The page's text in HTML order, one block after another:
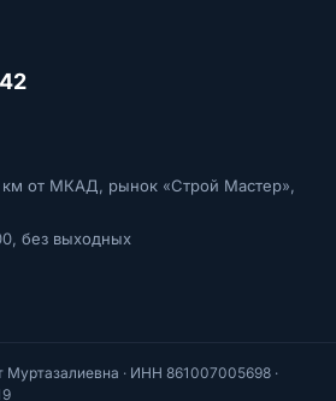
от МКАД, рынок «Строй Мастер»,
без выходных
· ИНН 861007005698 ·